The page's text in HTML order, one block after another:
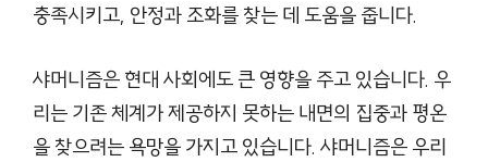
충족시키고, 안정과 조화를 찾는 데 도움을 줍니다.
샤머니즘은 현대 사회에도 큰 영향을 주고 있습니다. 우
리는 기존 체계가 제공하지 못하는 내면의 집중과 평온
을 찾으려는 욕망을 가지고 있습니다. 샤머니즘은 우리